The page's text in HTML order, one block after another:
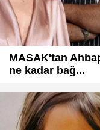
MASAK'tan
ne kadar bağ...